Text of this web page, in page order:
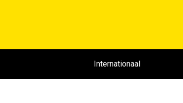
Internationaal